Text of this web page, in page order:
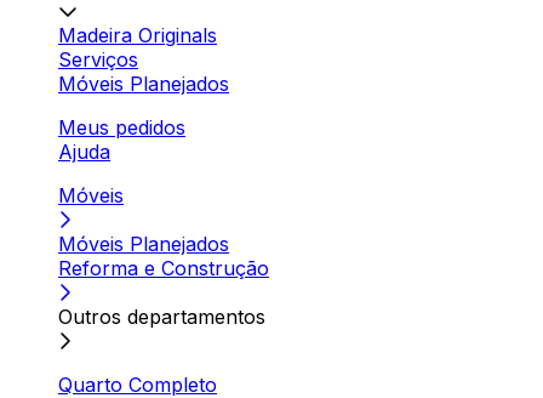
Madeira Originals
Serviços
Móveis Planejados
Meus pedidos
Ajuda
Móveis
Móveis Planejados
Reforma e Construção
Outros departamentos
Quarto Completo